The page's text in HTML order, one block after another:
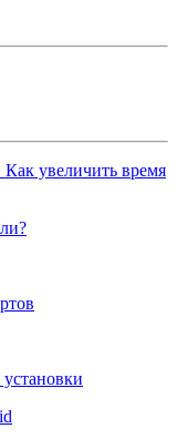
Как увеличить время